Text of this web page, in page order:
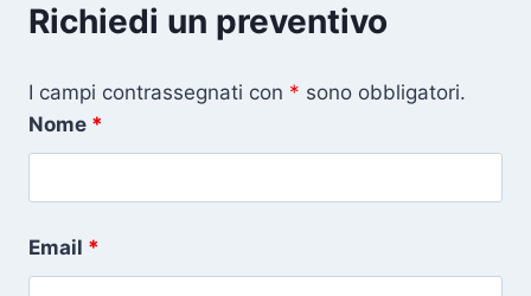
Richiedi un preventivo
I campi contrassegnati con * sono obbligatori.
Nome *
Email *